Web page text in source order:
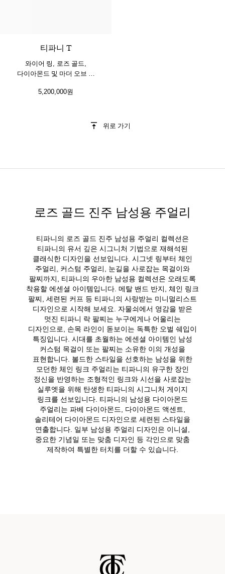
티파니 T
와이어 링, 로즈 골드,
다이아몬드 및 마더 오브 펄
5,200,000원
위로 가기
로즈 골드 진주 남성용 주얼리
티파니의 로즈 골드 진주 남성용 주얼리 컬렉션은
티파니의 유서 깊은 시그니처 기법으로 재해석된
클래식한 디자인을 선보입니다. 시그넷 링부터 체인
주얼리, 커스텀 주얼리, 눈길을 사로잡는 목걸이와
팔찌까지, 티파니의 우아한 남성용 컬렉션은 오래도록
착용할 에센셜 아이템입니다. 메탈 밴드 반지, 체인 링크
팔찌, 세련된 커프 등 티파니의 사랑받는 미니멀리스트
디자인으로 시작해 보세요. 자물쇠에서 영감을 받은
멋진 티파니 락 팔찌는 누구에게나 어울리는
디자인으로, 손목 라인이 돋보이는 독특한 오벌 쉐입이
특징입니다. 시대를 초월하는 에센셜 아이템인 남성
커스텀 목걸이 또는 팔찌는 소유한 이의 개성을
표현합니다. 볼드한 스타일을 선호하는 남성을 위한
모던한 체인 링크 주얼리는 티파니의 유구한 장인
정신을 반영하는 조형적인 링크와 시선을 사로잡는
실루엣을 위해 탄생한 티파니의 시그니처 게이지
링크를 선보입니다. 티파니의 남성용 다이아몬드
주얼리는 파베 다이아몬드, 다이아몬드 액센트,
솔리테어 다이아몬드 디자인으로 세련된 스타일을
연출합니다. 일부 남성용 주얼리 디자인은 이니셜,
중요한 기념일 또는 맞춤 디자인 등 각인으로 맞춤
제작하여 특별한 터치를 더할 수 있습니다.